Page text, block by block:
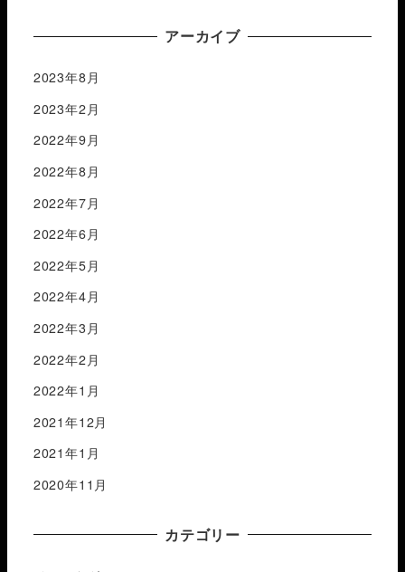
アーカイブ
2023年8月
2023年2月
2022年9月
2022年8月
2022年7月
2022年6月
2022年5月
2022年4月
2022年3月
2022年2月
2022年1月
2021年12月
2021年1月
2020年11月
カテゴリー